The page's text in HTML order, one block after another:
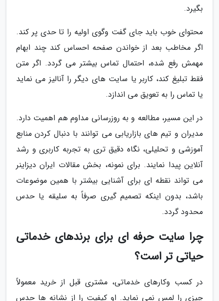
بگیرد.
محتوای خوب باید جای گفت وگوی اولیه را تا حدی پر کند.
اگر مخاطب بعد از خواندن صفحه احساس کند چند ابهام
مهمش رفع شده، احتمال تماس بیشتر می گردد. اگر متن
فقط تبلیغ کند، کاربر یا سایت های دیگر را آنالیز می نماید
یا تماس را به تعویق می اندازد.
در این مسیر، مطالعه و به روزرسانی مداوم هم اهمیت دارد.
مدیران و تیم های بازاریابی می توانند با دنبال کردن منابع
آموزشی و تحلیلی، نگاه دقیق تری به تجربه کاربری و رشد
آنلاین پیدا نمایند. برای نمونه، بخش مقالات ایران دیزاینر
می تواند نقطه ای برای آشنایی بیشتر با همین موضوعات
باشد، بدون اینکه تصمیم گیری صرفاً به سلیقه یا حدس
محدود گردد.
چرا سایت حرفه ای برای برندهای خدماتی
حیاتی تر است؟
در کسب وکارهای خدماتی، مشتری قبل از خرید معمولاً
چیزی را لمس نمی نماید. او کیفیت را از نشانه ها حدس